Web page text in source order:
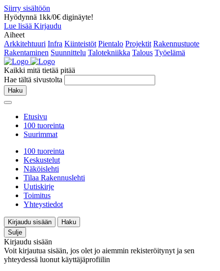
Siirry sisältöön
Hyödynnä 1kk/0€ diginäyte!
Lue lisää Kirjaudu
Aiheet
Arkkitehtuuri Infra Kiinteistöt Pientalo Projektit Rakennustuote
Rakentaminen Suunnittelu Talotekniikka Talous Työelämä
Kaikki mitä tietää pitää
Hae tältä sivustolta
Haku
Etusivu
100 tuoreinta
Suurimmat
100 tuoreinta
Keskustelut
Näköislehti
Tilaa Rakennuslehti
Uutiskirje
Toimitus
Yhteystiedot
Kirjaudu sisään
Haku
Sulje
Kirjaudu sisään
Voit kirjautua sisään, jos olet jo aiemmin rekisteröitynyt ja sen
yhteydessä luonut käyttäjäprofiilin